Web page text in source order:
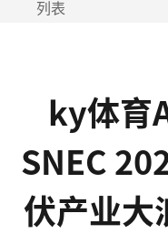
列表
ky体育
SNEC
伏产业大